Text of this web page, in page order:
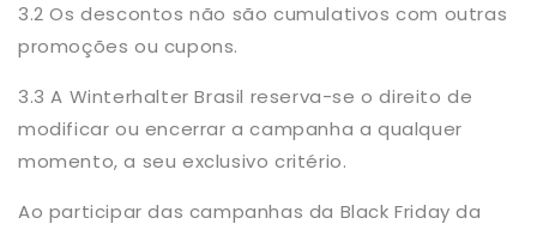
3.2 Os descontos não são cumulativos com outras
promoções ou cupons.
3.3 A Winterhalter Brasil reserva-se o direito de
modificar ou encerrar a campanha a qualquer
momento, a seu exclusivo critério.
Ao participar das campanhas da Black Friday da